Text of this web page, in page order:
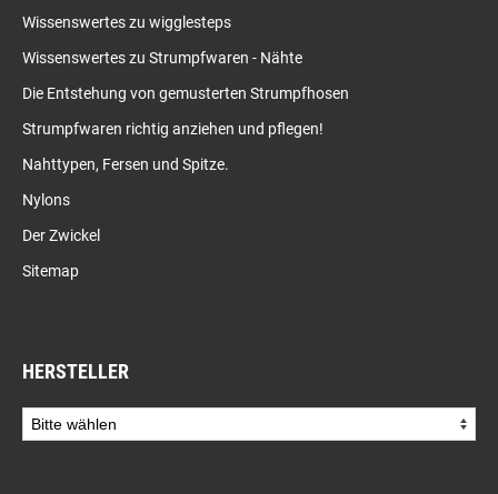
Wissenswertes zu wigglesteps
Wissenswertes zu Strumpfwaren - Nähte
Die Entstehung von gemusterten Strumpfhosen
Strumpfwaren richtig anziehen und pflegen!
Nahttypen, Fersen und Spitze.
Nylons
Der Zwickel
Sitemap
HERSTELLER